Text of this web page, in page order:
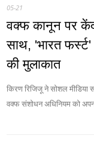
05-21
वक्फ कानून पर
साथ, 'भारत
की मुलाकात
किरण रिजिजू ने सोशल मीडिया
वक्फ संशोधन अधिनियम को